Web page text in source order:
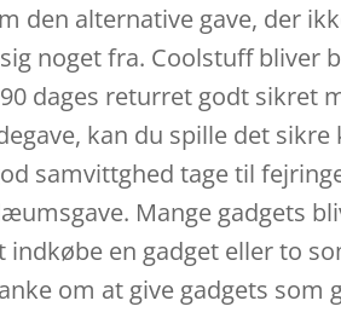
den alternative gave, der
noget fra. Coolstuff bliver
dages returret godt sikret
kan du spille det
samvittghed tage til
Mange gadgets
en gadget eller to
om at give gadgets som